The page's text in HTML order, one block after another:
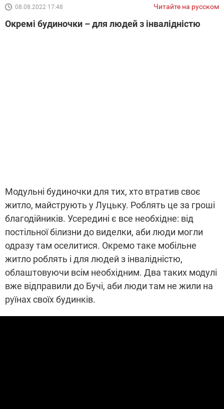
08.08.2022 17:48 Читайте на русском
Окремі будиночки – для людей з інвалідністю
Модульні будиночки для тих, хто втратив своє
житло, майструють у Луцьку. Роблять це за гроші
благодійників. Усередині є все необхідне: від
постільної білизни до виделки, аби люди могли
одразу там оселитися. Окремо таке мобільне
житло роблять і для людей з інвалідністю,
облаштовуючи всім необхідним. Два таких модулі
вже відправили до Бучі, аби люди там не жили на
руїнах своїх будинків.